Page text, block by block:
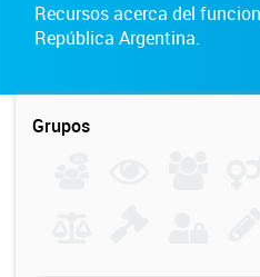
Recursos acerca del
República Argentina.
Grupos